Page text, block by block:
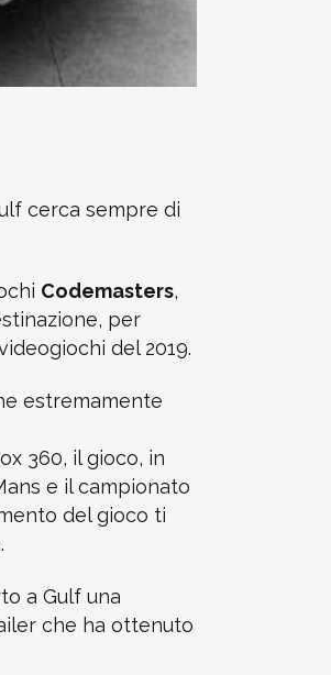
cerca sempre di
Codemasters,
per
del 2019.
estremamente
360, il gioco, in
e il campionato
del gioco ti
a Gulf una
che ha ottenuto